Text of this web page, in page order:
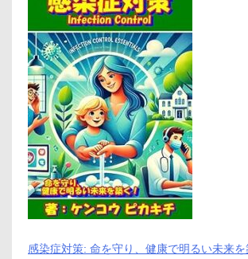
感染症対策: 命を守り、健康で明るい未来